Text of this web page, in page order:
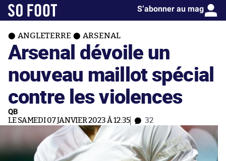
S’abonner au mag
ANGLETERRE ARSENAL
Arsenal dévoile un
nouveau maillot spécial
contre les violences
QB
LE SAMEDI 07 JANVIER 2023 À 12:35 32